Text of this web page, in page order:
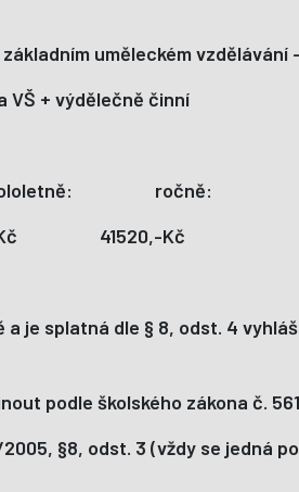
uměleckém vzdělávání
VŠ + výdělečně činní
ročně:
Kč 41520,-Kč
je splatná dle § 8, odst. 4
podle školského zákona č.
§8, odst. 3 (vždy se jedná